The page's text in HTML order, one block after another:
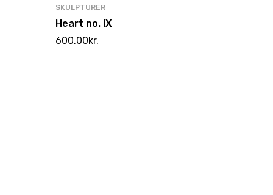
SKULPTURER
Heart no. IX
600,00kr.